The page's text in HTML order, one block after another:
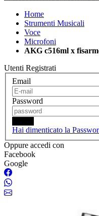
Home
Strumenti Musicali
Voce
Microfoni
AKG c516ml x
Utenti Registrati
Email
Password
Hai dimenticato la
Oppure accedi con
Facebook
Google